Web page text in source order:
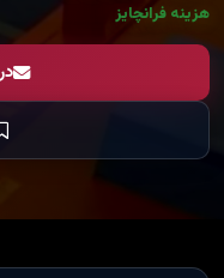
هزینه فرانچایز